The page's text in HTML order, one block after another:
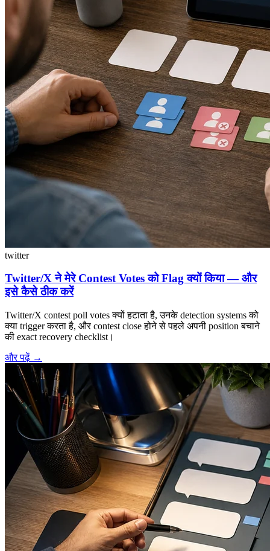
twitter
Twitter/X ने मेरे Contest Votes को Flag क्यों किया — और
इसे कैसे ठीक करें
Twitter/X contest poll votes क्यों हटाता है, उनके detection systems को
क्या trigger करता है, और contest close होने से पहले अपनी position बचाने
की exact recovery checklist।
और पढ़ें →